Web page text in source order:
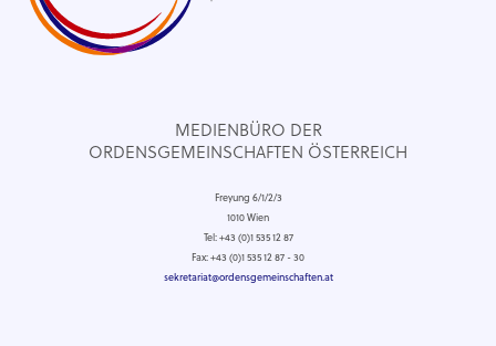
MEDIENBÜRO DER
ORDENSGEMEINSCHAFTEN ÖSTERREICH
Freyung 6/1/2/3
1010 Wien
Tel: +43 (0)1 535 12 87
Fax: +43 (0)1 535 12 87 - 30
sekretariat@ordensgemeinschaften.at